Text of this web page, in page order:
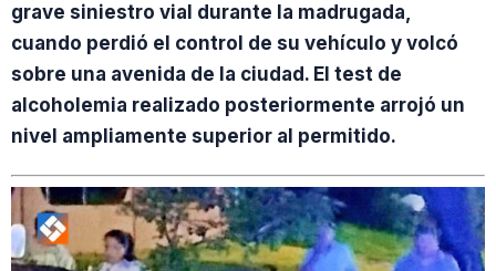
grave siniestro vial durante la madrugada,
cuando perdió el control de su vehículo y volcó
sobre una avenida de la ciudad. El test de
alcoholemia realizado posteriormente arrojó un
nivel ampliamente superior al permitido.